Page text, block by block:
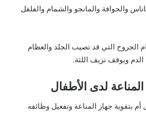
والجوافة والمانجو والشمام والفلفل
الجروح التي قد تصيب الجلد والعظام
ويوقف نزيف اللثة.
لدى الأطفال
بتقوية جهاز المناعة وتفعيل وظائفه